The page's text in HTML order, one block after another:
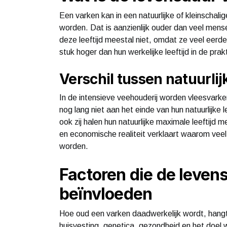
Een varken kan in een natuurlijke of
worden. Dat is aanzienlijk ouder dan veel
deze leeftijd meestal niet, omdat ze veel
stuk hoger dan hun werkelijke leeftijd in de
Verschil tussen
In de intensieve veehouderij worden
nog lang niet aan het einde van hun natuurlijke
ook zij halen hun natuurlijke maximale leeftijd
en economische realiteit verklaart waarom
worden.
Factoren die de
beïnvloeden
Hoe oud een varken daadwerkelijk wordt,